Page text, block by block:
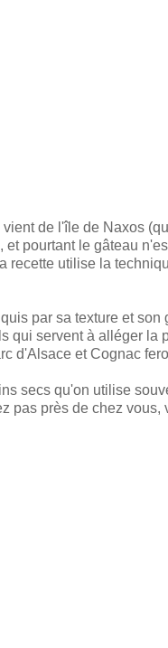
de l'île de Naxos
pourtant le gâteau
recette utilise la
par sa texture et son
qui servent à alléger la
d'Alsace et Cognac
secs qu'on utilise
pas près de chez vous,